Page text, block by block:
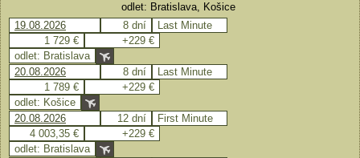
odlet: Bratislava, Košice
19.08.2026
8 dní
Last Minute
1 729 €
+229 €
odlet: Bratislava
20.08.2026
8 dní
Last Minute
1 789 €
+229 €
odlet: Košice
20.08.2026
12 dní
First Minute
4 003,35 €
+229 €
odlet: Bratislava